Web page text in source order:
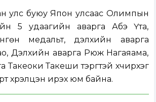
улс буюу Япон улсаас Олимпын
5 удаагийн аварга Абэ Үта,
медальт, дэлхийн аварга
Дэлхийн аварга Рюүжү Нагаяама,
Такеши тэргүүтэй хүчирхэг
хүрэлцэн ирэх юм байна.